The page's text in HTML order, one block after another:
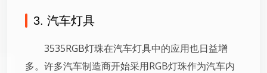
3. 汽车灯具
3535RGB灯珠在汽车灯具中的应用也日益增
多。许多汽车制造商开始采用RGB灯珠作为汽车内